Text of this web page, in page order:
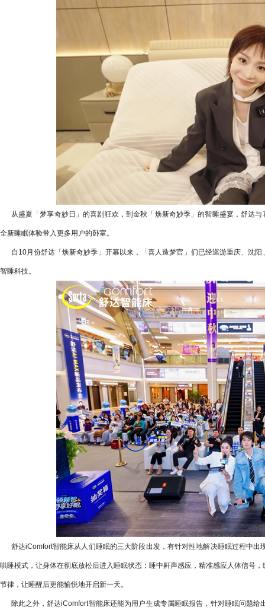
从盛夏「梦享奇妙日」的喜剧狂欢，到金秋「焕新奇妙季」的智睡盛宴，舒达与
全新睡眠体验带入更多用户的卧室。
自10月份舒达「焕新奇妙季」开幕以来，「喜人造梦官」们已经巡游重庆、沈
智睡科技。
舒达iComfort智能床从人们睡眠的三大阶段出发，有针对性地解决睡眠过程中出
哄睡模式，让身体在彻底放松后进入睡眠状态；睡中鼾声感应，精准感应人体信号
节律，让睡醒后更能愉悦地开启新一天。
除此之外，舒达iComfort智能床还能为用户生成专属睡眠报告，针对睡眠问题给